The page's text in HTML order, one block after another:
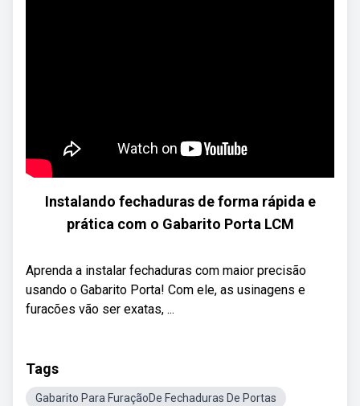
Instalando fechaduras de forma rápida e
prática com o Gabarito Porta LCM
Aprenda a instalar fechaduras com maior precisão
usando o Gabarito Porta! Com ele, as usinagens e
furacões vão ser exatas, ...
Tags
Gabarito Para FuraçãoDe Fechaduras De Portas